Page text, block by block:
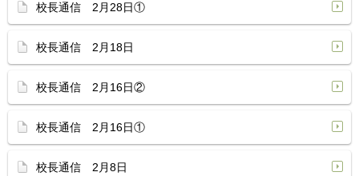
校長通信 2月28日①
校長通信 2月18日
校長通信 2月16日②
校長通信 2月16日①
校長通信 2月8日